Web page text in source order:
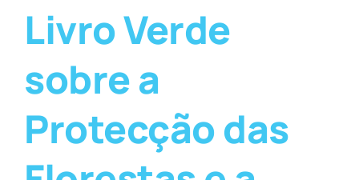
Livro Verde
sobre a
Protecção das